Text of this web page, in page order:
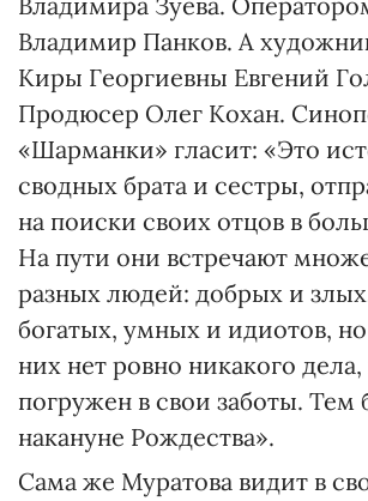
Владимир Панков. А
Киры Георгиевны Евгений
Продюсер Олег Кохан.
«Шарманки» гласит: «Это
сводных брата и сестры,
на поиски своих отцов в
На пути они встречают
разных людей: добрых и
богатых, умных и идиотов,
них нет ровно никакого
погружен в свои заботы. Тем
накануне Рождества».
Сама же Муратова видит в